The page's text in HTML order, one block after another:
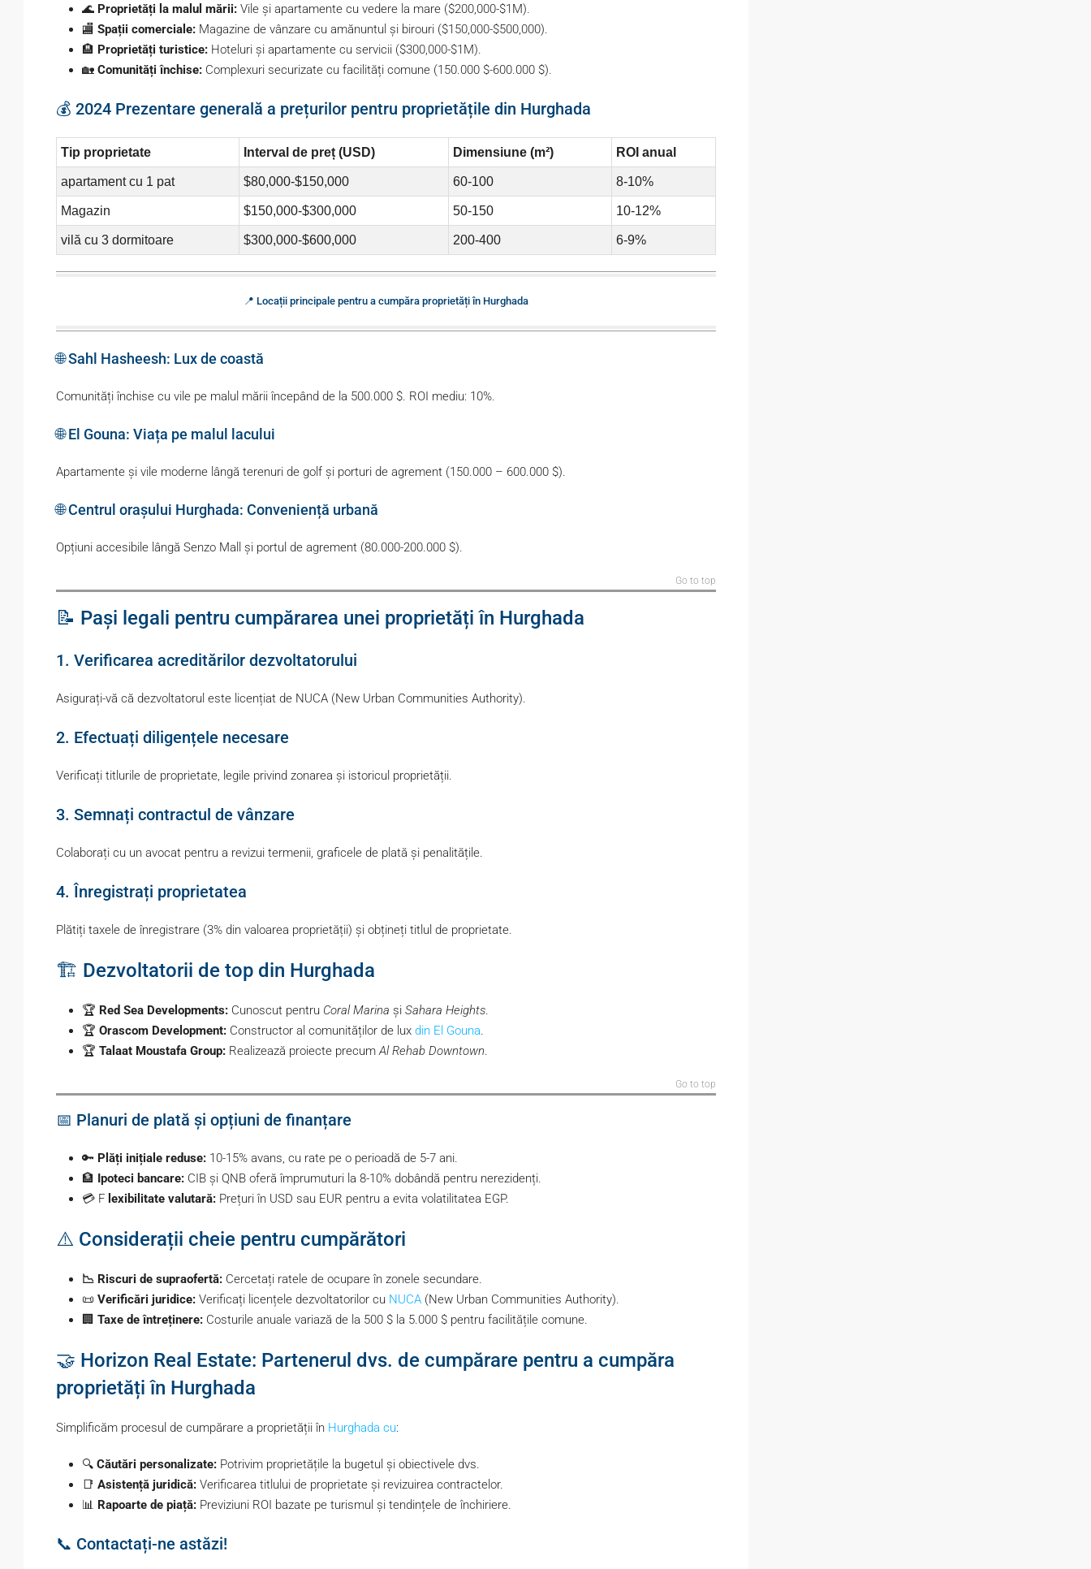
🌊 Proprietăți la malul mării: Vile și apartamente cu vedere la mare ($200,000-$1M).
🏬 Spații comerciale: Magazine de vânzare cu amănuntul și birouri ($150,000-$500,000).
🏨 Proprietăți turistice: Hoteluri și apartamente cu servicii ($300,000-$1M).
🏡 Comunități închise: Complexuri securizate cu facilități comune (150.000 $-600.000 $).
💰 2024 Prezentare generală a prețurilor pentru proprietățile din Hurghada
Tip proprietate Interval de preț (USD) Dimensiune (m²) ROI anual
apartament cu 1 pat $80,000-$150,000 60-100 8-10%
Magazin $150,000-$300,000 50-150 10-12%
vilă cu 3 dormitoare $300,000-$600,000 200-400 6-9%
📍 Locații principale pentru a cumpăra proprietăți în Hurghada
🌐 Sahl Hasheesh: Lux de coastă
Comunități închise cu vile pe malul mării începând de la 500.000 $. ROI mediu: 10%.
🌐 El Gouna: Viața pe malul lacului
Apartamente și vile moderne lângă terenuri de golf și porturi de agrement (150.000 – 600.000 $).
🌐 Centrul orașului Hurghada: Conveniență urbană
Opțiuni accesibile lângă Senzo Mall și portul de agrement (80.000-200.000 $).
Go to top
📝 Pași legali pentru cumpărarea unei proprietăți în Hurghada
1. Verificarea acreditărilor dezvoltatorului
Asigurați-vă că dezvoltatorul este licențiat de NUCA (New Urban Communities Authority).
2. Efectuați diligențele necesare
Verificați titlurile de proprietate, legile privind zonarea și istoricul proprietății.
3. Semnați contractul de vânzare
Colaborați cu un avocat pentru a revizui termenii, graficele de plată și penalitățile.
4. Înregistrați proprietatea
Plătiți taxele de înregistrare (3% din valoarea proprietății) și obțineți titlul de proprietate.
🏗️ Dezvoltatorii de top din Hurghada
🏆 Red Sea Developments: Cunoscut pentru Coral Marina și Sahara Heights.
🏆 Orascom Development: Constructor al comunităților de lux din El Gouna.
🏆 Talaat Moustafa Group: Realizează proiecte precumAl Rehab Downtown.
Go to top
📅 Planuri de plată și opțiuni de finanțare
🔑 Plăți inițiale reduse: 10-15% avans, cu rate pe o perioadă de 5-7 ani.
🏦 Ipoteci bancare: CIB și QNB oferă împrumuturi la 8-10% dobândă pentru nerezidenți.
💳 F lexibilitate valutară: Prețuri în USD sau EUR pentru a evita volatilitatea EGP.
⚠️ Considerații cheie pentru cumpărători
📉 Riscuri de supraofertă: Cercetați ratele de ocupare în zonele secundare.
📜 Verificări juridice: Verificați licențele dezvoltatorilor cu NUCA (New Urban Communities Authority).
🏢 Taxe de întreținere: Costurile anuale variază de la 500 $ la 5.000 $ pentru facilitățile comune.
🤝 Horizon Real Estate: Partenerul dvs. de cumpărare pentru a cumpăra
proprietăți în Hurghada
Simplificăm procesul de cumpărare a proprietății în Hurghada cu:
🔍 Căutări personalizate: Potrivim proprietățile la bugetul și obiectivele dvs.
📑 Asistență juridică: Verificarea titlului de proprietate și revizuirea contractelor.
📊 Rapoarte de piață: Previziuni ROI bazate pe turismul și tendințele de închiriere.
📞 Contactați-ne astăzi!